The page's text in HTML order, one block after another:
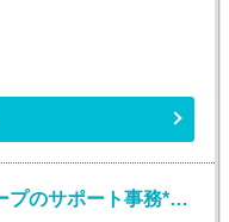
経理・財務(即日開始*経理グループのサポート事務*平日週5日)